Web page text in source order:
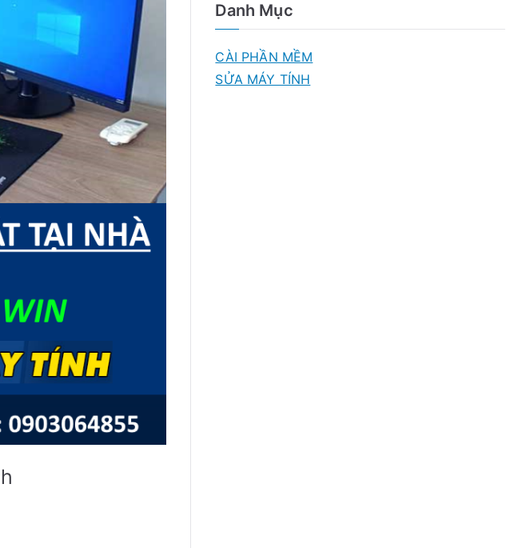
Danh Mục
CÀI PHẦN MỀM
SỬA MÁY TÍNH